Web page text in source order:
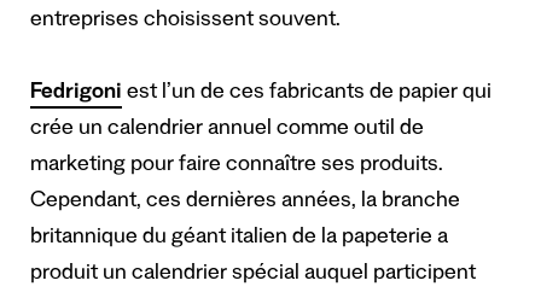
entreprises choisissent souvent.
Fedrigoni est l’un de ces fabricants de papier qui
crée un calendrier annuel comme outil de
marketing pour faire connaître ses produits.
Cependant, ces dernières années, la branche
britannique du géant italien de la papeterie a
produit un calendrier spécial auquel participent